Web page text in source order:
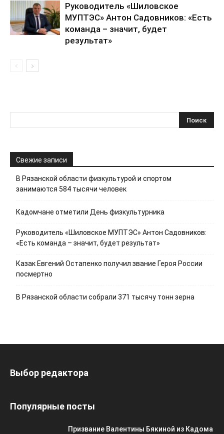
Руководитель «Шиловское
МУПТЭС» Антон Садовников: «Есть
команда – значит, будет
результат»
Свежие записи
В Рязанской области физкультурой и спортом
занимаются 584 тысячи человек
Кадомчане отметили День физкультурника
Руководитель «Шиловское МУПТЭС» Антон Садовников:
«Есть команда – значит, будет результат»
Казак Евгений Остапенко получил звание Героя России
посмертно
В Рязанской области собрали 371 тысячу тонн зерна
Выбор редактора
Популярные посты
Призвание Валентины Бякиной из Кадома